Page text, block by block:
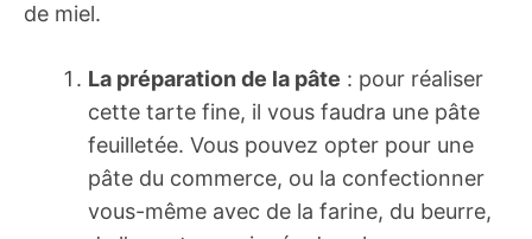
de miel.
La préparation de la pâte : pour réaliser
cette tarte fine, il vous faudra une pâte
feuilletée. Vous pouvez opter pour une
pâte du commerce, ou la confectionner
vous-même avec de la farine, du beurre,